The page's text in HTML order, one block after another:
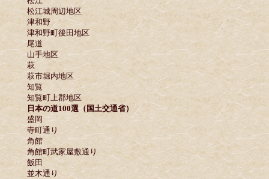
松江城周辺地区
津和野
津和野町後田地区
尾道
山手地区
萩
萩市堀内地区
知覧
知覧町上郡地区
日本の道100選（国土交通省）
盛岡
寺町通り
角館
角館町武家屋敷通り
飯田
並木通り